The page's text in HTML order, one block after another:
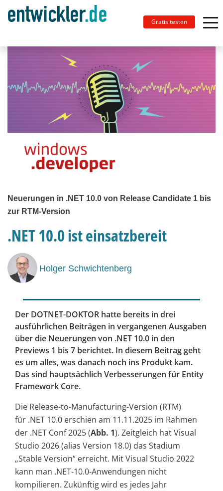
Gratis testen
Neuerungen in .NET 10.0 von Release Candidate 1 bis
zur RTM-Version
.NET 10.0 ist einsatzbereit
Holger Schwichtenberg
Der DOTNET-DOKTOR hatte bereits in drei
ausführlichen Beiträgen in vergangenen Ausgaben
über die Neuerungen von .NET 10.0 in den
Previews 1 bis 7 berichtet. In diesem Beitrag geht
es um alles, was danach noch ins Produkt kam.
Das sind hauptsächlich Verbesserungen für Entity
Framework Core.
Die Release-to-Manufacturing-Version (RTM)
für .NET 10.0 erschien am 11.11.2025 im Rahmen
der .NET Conf 2025 (Abb. 1). Zeitgleich hat Visual
Studio 2026 (alias Version 18.0) das Stadium
„Stable Version“ erreicht. Mit Visual Studio 2022
kann man .NET-10.0-Anwendungen nicht
kompilieren. Zukünftig wird es jedes Jahr